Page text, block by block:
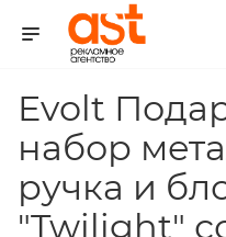
Evolt
набор
ручка и
"Twilight"